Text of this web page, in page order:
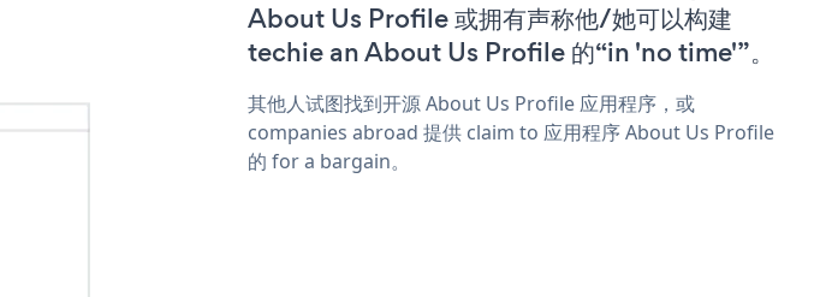
About Us Profile 或拥有声称他/她可以构建
techie an About Us Profile 的“in 'no time'”。
其他人试图找到开源 About Us Profile 应用程序，或
companies abroad 提供 claim to 应用程序 About Us Profile
的 for a bargain。